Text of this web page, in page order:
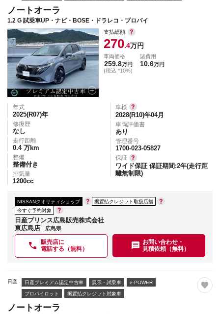
ノートオーラ
1.2 G 試乗車UP・ナビ・BOSE・ドラレコ・プロパイ
支払総額
270.4万円
車両価格
259.8万円
(税込 *10%)
諸費用
10.6万円
年式
2025(R07)年
修復歴
なし
走行距離
0.4 万km
整備
整備付き
排気量
1200cc
車検
2028(R10)年04月
車両評価書
あり
管理番号
1700-023-05827
保証
ワイド保証 保証期間:2年(走行距
離無制限)
NISSANクオリティショップ
据置払クレジット取扱店舗
今すぐ予約対象
日産プリンス広島販売株式会社
東広島店
広島県
販売店に
電話する（無料）
お問い合わせ・
見積依頼（無料）
日産 日産プレミアム認定中古車 展示・試乗車 e-POWER
プロパイロット 据置払クレジット対象車
ノートオーラ